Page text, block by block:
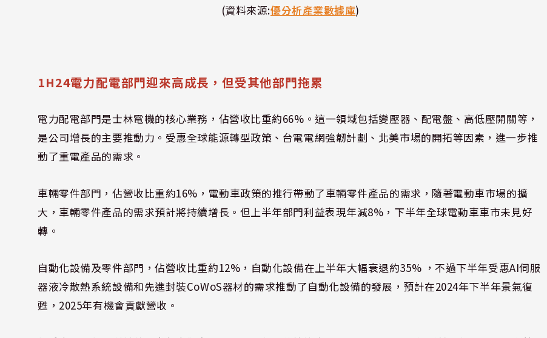
(資料來源:優分析產業數據庫)
1H24電力配電部門迎來高成長，但受其他部門拖累
電力配電部門是士林電機的核心業務，佔營收比重約66%。這一領域包括變壓器、配電盤、高低壓開關等，
是公司增長的主要推動力。受惠全球能源轉型政策、台電電網強韌計劃、北美市場的開拓等因素，進一步推
動了重電產品的需求。
車輛零件部門，佔營收比重約16%，電動車政策的推行帶動了車輛零件產品的需求，隨著電動車市場的擴
大，車輛零件產品的需求預計將持續增長。但上半年部門利益表現年減8%，下半年全球電動車車市未見好
轉。
自動化設備及零件部門，佔營收比重約12%，自動化設備在上半年大幅衰退約35% ，不過下半年受惠AI伺服
器液冷散熱系統設備和先進封裝CoWoS器材的需求推動了自動化設備的發展，預計在2024年下半年景氣復
甦，2025年有機會貢獻營收。